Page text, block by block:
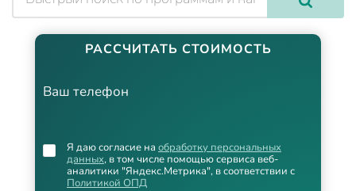
РАССЧИТАТЬ СТОИМОСТЬ
Ваш телефон
Я даю согласие на обработку персональных
данных, в том числе помощью сервиса веб-
аналитики "Яндекс.Метрика", в соответствии с
Политикой ОПД